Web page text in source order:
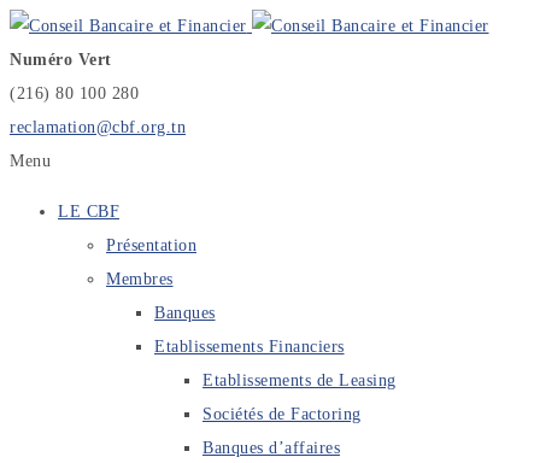
Numéro Vert
(216) 80 100 280
reclamation@cbf.org.tn
Menu
LE CBF
Présentation
Membres
Banques
Etablissements Financiers
Etablissements de Leasing
Sociétés de Factoring
Banques d’affaires